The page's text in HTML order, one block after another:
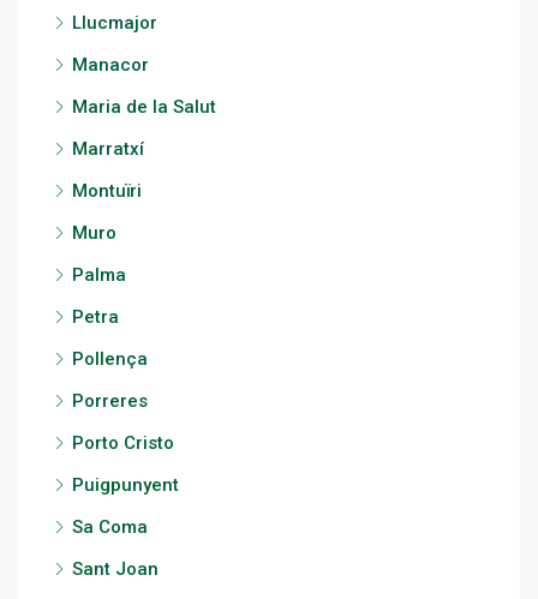
Llucmajor
Manacor
Maria de la Salut
Marratxí
Montuïri
Muro
Palma
Petra
Pollença
Porreres
Porto Cristo
Puigpunyent
Sa Coma
Sant Joan